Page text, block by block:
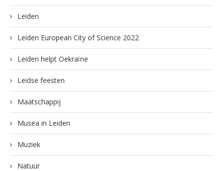
Leiden
Leiden European City of Science 2022
Leiden helpt Oekraïne
Leidse feesten
Maatschappij
Musea in Leiden
Muziek
Natuur